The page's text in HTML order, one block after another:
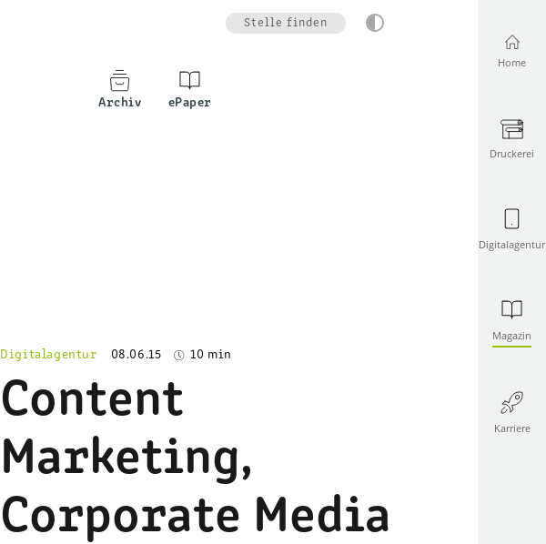
Home
Druckerei
Digitalagentur
Magazin
Karriere
Stelle finden
Archiv ePaper
Digitalagentur 08.06.15 10 min
Content
Marketing,
Corporate Media